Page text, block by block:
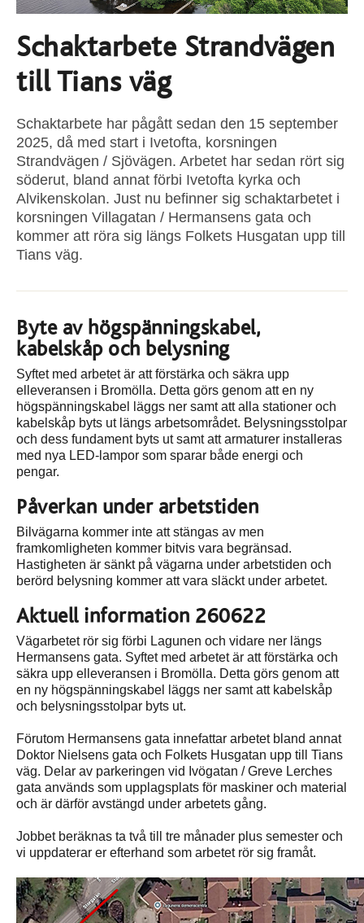
Schaktarbete Strandvägen
till Tians väg
Schaktarbete har pågått sedan den 15 september
2025, då med start i Ivetofta, korsningen
Strandvägen / Sjövägen. Arbetet har sedan rört sig
söderut, bland annat förbi Ivetofta kyrka och
Alvikenskolan. Just nu befinner sig schaktarbetet i
korsningen Villagatan / Hermansens gata och
kommer att röra sig längs Folkets Husgatan upp till
Tians väg.
Byte av högspänningskabel,
kabelskåp och belysning
Syftet med arbetet är att förstärka och säkra upp
elleveransen i Bromölla. Detta görs genom att en ny
högspänningskabel läggs ner samt att alla stationer och
kabelskåp byts ut längs arbetsområdet. Belysningsstolpar
och dess fundament byts ut samt att armaturer installeras
med nya LED-lampor som sparar både energi och
pengar.
Påverkan under arbetstiden
Bilvägarna kommer inte att stängas av men
framkomligheten kommer bitvis vara begränsad.
Hastigheten är sänkt på vägarna under arbetstiden och
berörd belysning kommer att vara släckt under arbetet.
Aktuell information 260622
Vägarbetet rör sig förbi Lagunen och vidare ner längs
Hermansens gata. Syftet med arbetet är att förstärka och
säkra upp elleveransen i Bromölla. Detta görs genom att
en ny högspänningskabel läggs ner samt att kabelskåp
och belysningsstolpar byts ut.
Förutom Hermansens gata innefattar arbetet bland annat
Doktor Nielsens gata och Folkets Husgatan upp till Tians
väg. Delar av parkeringen vid Ivögatan / Greve Lerches
gata används som upplagsplats för maskiner och material
och är därför avstängd under arbetets gång.
Jobbet beräknas ta två till tre månader plus semester och
vi uppdaterar er efterhand som arbetet rör sig framåt.